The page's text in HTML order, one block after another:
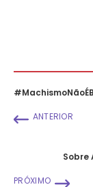
ANTERIOR
Sobre
PRÓXIMO